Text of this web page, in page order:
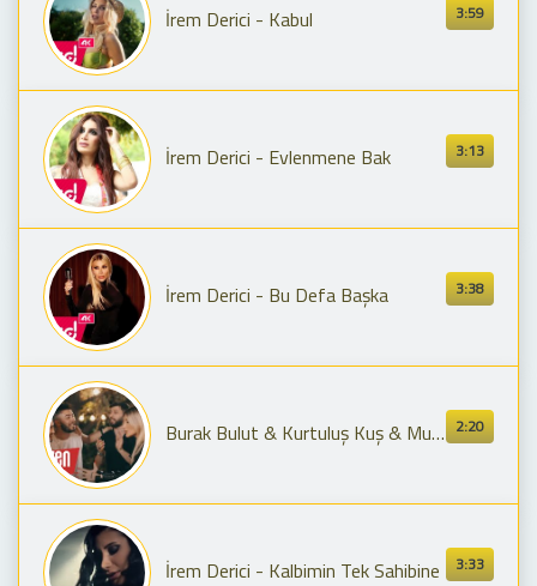
3:59
İrem Derici - Kabul
3:13
İrem Derici - Evlenmene Bak
3:38
İrem Derici - Bu Defa Başka
2:20
Burak Bulut & Kurtuluş Kuş & Mustafa Ceceli feat. İrem Derici - Rastgele
3:33
İrem Derici - Kalbimin Tek Sahibine